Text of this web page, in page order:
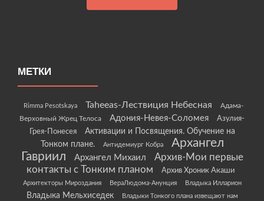
МЕТКИ
Rimma Pesotskaya Taheeas-Лествиция Небесная
Адама-
Верховный Жрец Телоса
Адония-Невея-Соломея
Азулия-
Грея-Понесея
Активации и Посвящения. Обучение на
Тонком плане.
Антидемиург Кобра
Архангел
Гавриил
Архангел Михаил
Архив-Мои первые
контакты с Тонким планом
Архив Хроник Акаши
Архитекторы Мироздания ВераЛюдома-Анунция Владыка Илларион
Владыка Мельхиседек Владыки Тонкого плана извещают нам